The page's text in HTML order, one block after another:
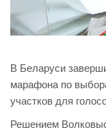
В Беларуси
марафона по
участков для
Решением